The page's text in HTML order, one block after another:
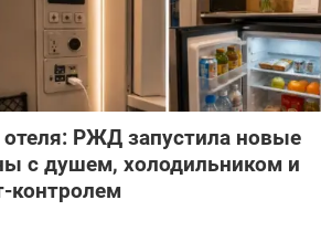
РЖД запустила новые
с душем, холодильником и
контролем